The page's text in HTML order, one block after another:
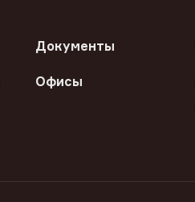
Документы
Офисы